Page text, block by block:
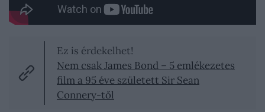
Ez is érdekelhet!
Nem csak James Bond – 5 emlékezetes
film a 95 éve született Sir Sean
Connery-től